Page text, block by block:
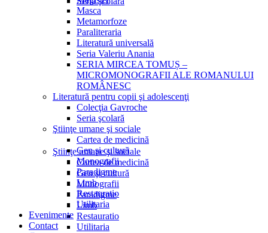
Ştiinţe umane şi sociale
Cartea de medicină
Gen şi cultură
Monografii
Paradigme
Limb
Restauratio
Utilitaria
Masca
Metamorfoze
Paraliteraria
Literatură universală
Seria Valeriu Anania
SERIA MIRCEA TOMUȘ –
MICROMONOGRAFII ALE ROMANULUI
ROMÂNESC
Literatură pentru copii şi adolescenţi
Colecţia Gavroche
Seria şcolară
Ştiinţe umane şi sociale
Cartea de medicină
Gen şi cultură
Monografii
Paradigme
Limb
Restauratio
Utilitaria
Evenimente
Contact